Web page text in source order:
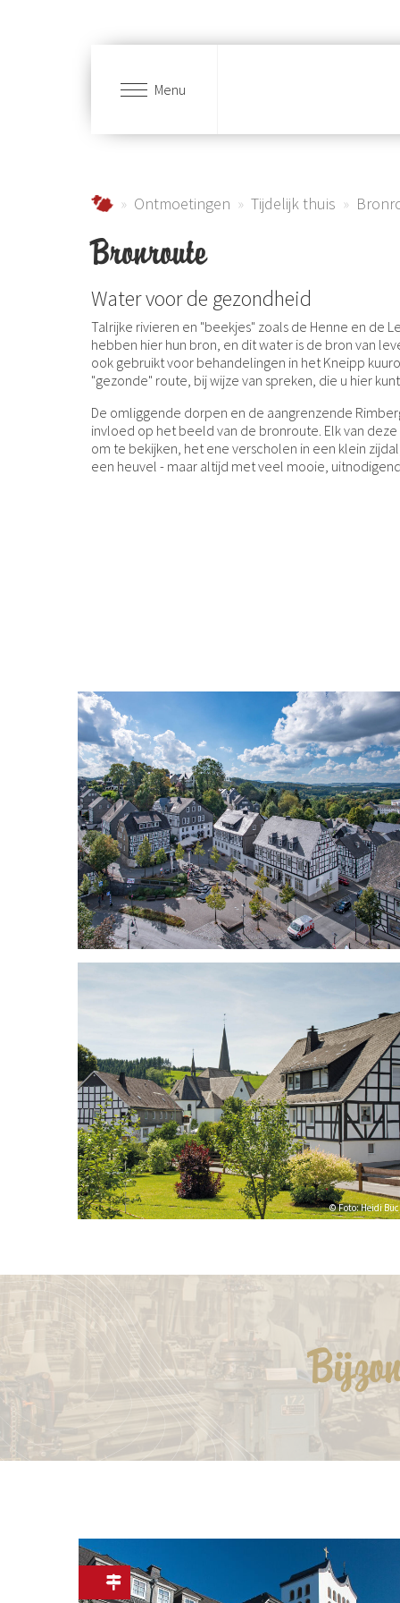
Menu
Urlaub im Schmallenberger Sauerland und
Ontmoetingen Tijdelijk thuis
Bronroute
Water voor de gezondheid
Talrijke rivieren en "beekjes" zoals de Henne en de
hebben hier hun bron, en dit water is de bron van
ook gebruikt voor behandelingen in het Kneipp
"gezonde" route, bij wijze van spreken, die u hier
De omliggende dorpen en de aangrenzende
invloed op het beeld van de bronroute. Elk van
om te bekijken, het ene verscholen in een klein
een heuvel - maar altijd met veel mooie,
© Foto: Heidi